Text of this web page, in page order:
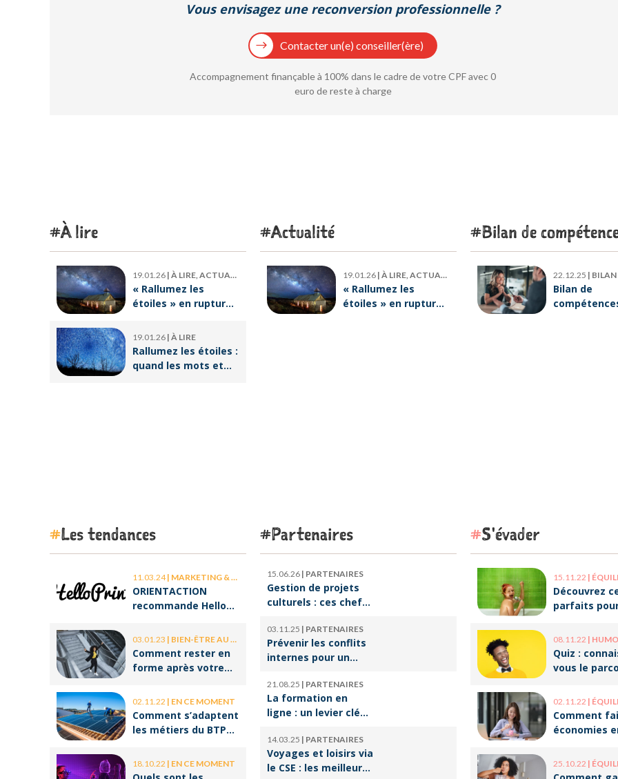
Vous envisagez une reconversion professionnelle ?
Contacter un(e) conseiller(ère)
Accompagnement finançable à 100% dans le cadre de votre CPF avec 0
euro de reste à charge
À lire
19.01.26 | À LIRE, ACTUALITÉ
« Rallumez les
étoiles » en rupture
le livre d’Emeric
Lebreton dès
maintenant ?
19.01.26 | À LIRE
Rallumez les étoiles :
quand les mots et
Actualité
19.01.26 | À LIRE, ACTUALITÉ
« Rallumez les
étoiles » en rupture
Bilan de
22.12.25 | BILAN DE
Bilan de
Les tendances
11.03.24| MARKETING & COMMUNICATION
ORIENTACTION
recommande Hello
des stickers et des
brochures
03.01.23 | BIEN-ÊTRE AU TRAVAIL
Comment rester en
forme après votre
02.11.22 | EN CE MOMENT
Comment s’adaptent
les métiers du BTP
environnementaux ?
18.10.22 | EN CE MOMENT
Partenaires
15.06.26 | PARTENAIRES
Gestion de projets
culturels : ces chefs
l’ombre qui font vivre
la culture
03.11.25 | PARTENAIRES
Prévenir les conflits
internes pour un
serein
21.08.25 | PARTENAIRES
La formation en
ligne : un levier clé
reconversion
professionnelle
14.03.25 | PARTENAIRES
Voyages et loisirs via
le CSE : les meilleures
S'évader
15.11.22 | ÉQUILIBRE
Découvrez
parfaits
le travail !
08.11.22 |
Quiz :
vous le
populaires ?
02.11.22 | ÉQUILIBRE
Comment
économies
organisation
25.10.22 | ÉQUILIBRE